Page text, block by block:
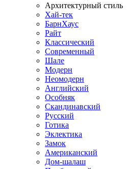
Архитектурный стиль
Хай-тек
БарнХаус
Райт
Классический
Современный
Шале
Модерн
Неомодерн
Английский
Особняк
Скандинавский
Русский
Готика
Эклектика
Замок
Американский
Дом-шалаш